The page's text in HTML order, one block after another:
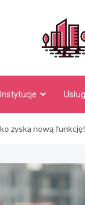
Instytucje
zyska nową funkcję!